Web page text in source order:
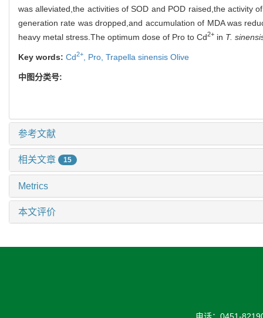
was alleviated,the activities of SOD and POD raised,the activity
generation rate was dropped,and accumulation of MDA was
heavy metal stress.The optimum dose of Pro to Cd2+ in T.
Key words: Cd2+ Pro, Trapella sinensis Olive
中图分类号:
参考文献
相关文章 15
Metrics
本文评价